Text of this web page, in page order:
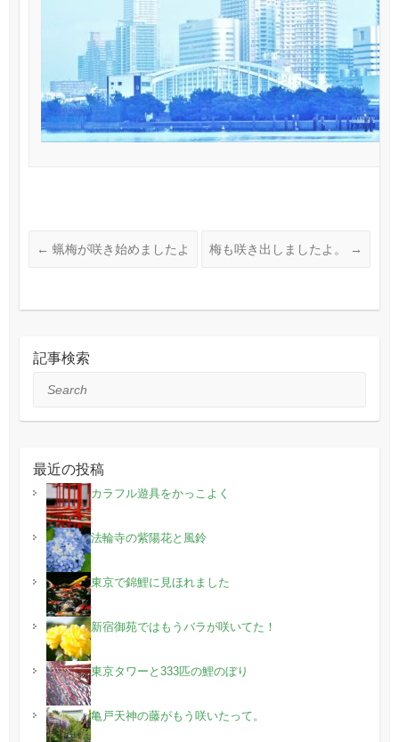
← 蝋梅が咲き始めましたよ 梅も咲き出しましたよ。 →
記事検索
Search
最近の投稿
カラフル遊具をかっこよく
法輪寺の紫陽花と風鈴
東京で錦鯉に見ほれました
新宿御苑ではもうバラが咲いてた！
東京タワーと333匹の鯉のぼり
亀戸天神の藤がもう咲いたって。